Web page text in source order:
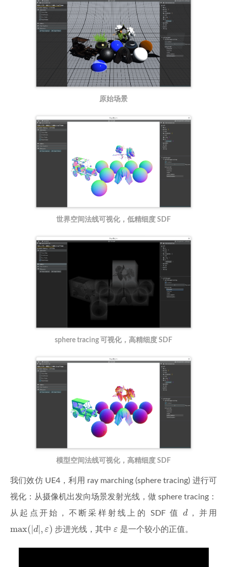
原始场景
世界空间法线可视化，低精细度 SDF
sphere tracing 可视化，高精细度 SDF
模型空间法线可视化，高精细度 SDF
我们效仿 UE4，利用 ray marching (sphere tracing) 进行可
视化：从摄像机出发向场景发射光线，做 sphere tracing：
从起点开始，不断采样射线上的 SDF 值dd，并用
max(|d|, ε)
(|d| 步进光线，其中ε
ε 是一个较小的正值。